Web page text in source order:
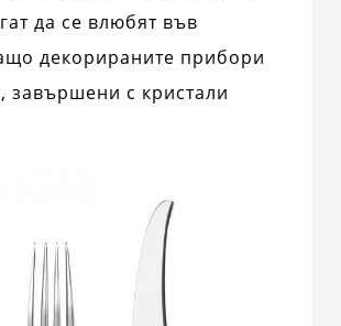
да се влюбят във
декорираните прибори
завършени с кристали